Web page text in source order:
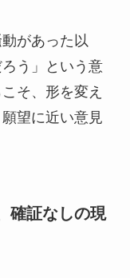
があった以
う」という意
そ、形を変え
望に近い意見
確証なしの現